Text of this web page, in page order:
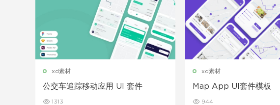
xd素材
公交车追踪移动应用 UI 套件
1313
xd素材
Map App UI套件模板
944